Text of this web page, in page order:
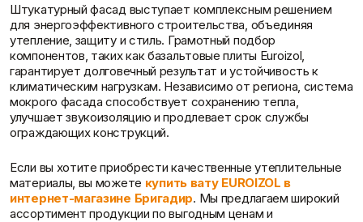
Штукатурный фасад выступает комплексным решением
для энергоэффективного строительства, объединяя
утепление, защиту и стиль. Грамотный подбор
компонентов, таких как базальтовые плиты Euroizol,
гарантирует долговечный результат и устойчивость к
климатическим нагрузкам. Независимо от региона, система
мокрого фасада способствует сохранению тепла,
улучшает звукоизоляцию и продлевает срок службы
ограждающих конструкций.
Если вы хотите приобрести качественные утеплительные
материалы, вы можете купить вату EUROIZOL в
интернет-магазине Бригадир. Мы предлагаем широкий
ассортимент продукции по выгодным ценам и